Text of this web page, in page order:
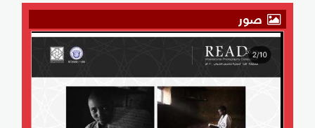
صور